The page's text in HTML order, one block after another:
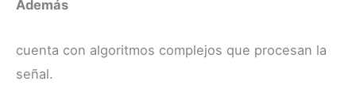
Además
cuenta con algoritmos complejos que procesan la
señal.